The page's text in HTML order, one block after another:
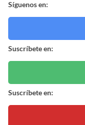
Síguenos en:
Suscríbete en:
Suscríbete en: